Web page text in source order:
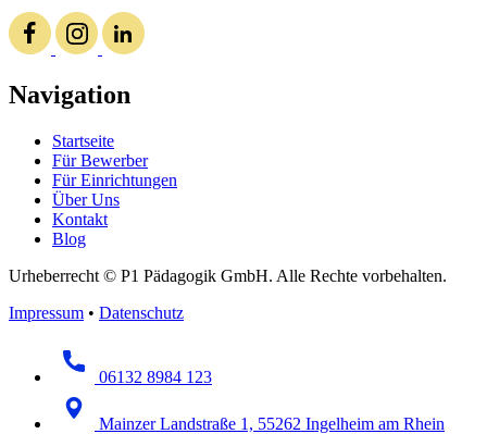
Navigation
Startseite
Für Bewerber
Für Einrichtungen
Über Uns
Kontakt
Blog
Urheberrecht © P1 Pädagogik GmbH. Alle Rechte vorbehalten.
Impressum • Datenschutz
06132 8984 123
Mainzer Landstraße 1, 55262 Ingelheim am Rhein